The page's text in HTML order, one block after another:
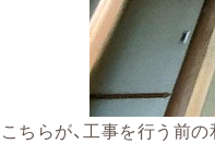
こちらが、工事を行う前